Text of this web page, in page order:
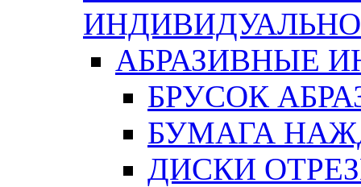
АБРАЗИВНЫЕ
БРУСОК
БУМАГА
ДИСКИ